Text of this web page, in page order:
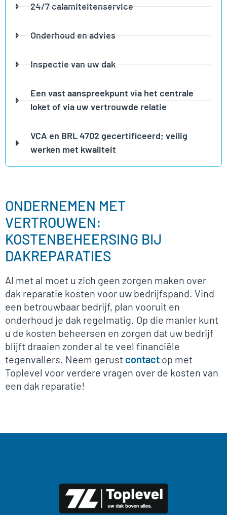
24/7 calamiteitenservice
Onderhoud en advies
Inspectie van uw dak
Een vast aanspreekpunt via het centrale
loket of via uw vertrouwde relatie
VCA en BRL 4702 gecertificeerd; veilig
werken met kwaliteit
ONDERNEMEN MET
VERTROUWEN:
KOSTENBEHEERSING BIJ
DAKREPARATIES
Al met al moet u zich geen zorgen maken over
dak reparatie kosten voor uw bedrijfspand. Vind
een betrouwbaar bedrijf, plan vooruit en
onderhoud je dak regelmatig. Op die manier kunt
u de kosten beheersen en zorgen dat uw bedrijf
blijft draaien zonder al te veel financiële
tegenvallers. Neem gerust contact op met
Toplevel voor verdere vragen over de kosten van
een dak reparatie!